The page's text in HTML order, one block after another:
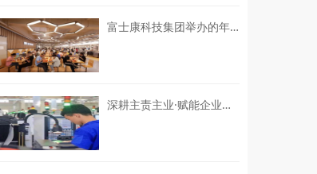
富士康科技集团举办的年度科技盛会
深耕主责主业·赋能企业发展 | 园区召开2026 年中“三委”委员工作交流会